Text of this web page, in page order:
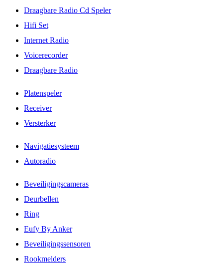
Draagbare Radio Cd Speler
Hifi Set
Internet Radio
Voicerecorder
Draagbare Radio
Platenspeler
Receiver
Versterker
Navigatiesysteem
Autoradio
Beveiligingscameras
Deurbellen
Ring
Eufy By Anker
Beveiligingssensoren
Rookmelders